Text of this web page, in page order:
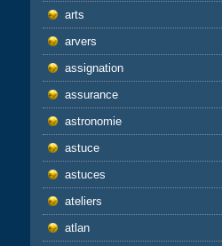
arts
arvers
assignation
assurance
astronomie
astuce
astuces
ateliers
atlan